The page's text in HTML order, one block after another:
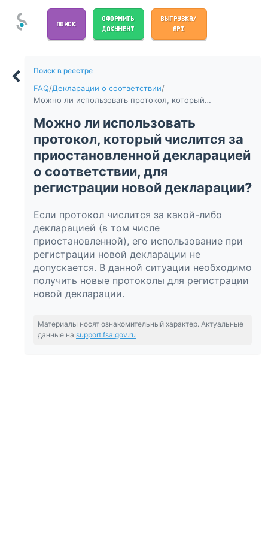
ПОИСК
ОФОРМИТЬ
ДОКУМЕНТ
ВЫГРУЗКА/
API
Поиск в реестре
FAQ/Декларации о соответствии/
Можно ли использовать протокол, который числится за приостановленной декларацией о соответствии, для регистрации новой декларации?
Можно ли использовать
протокол, который числится за
приостановленной декларацией
о соответствии, для
регистрации новой декларации?
Если протокол числится за какой-либо
декларацией (в том числе
приостановленной), его использование при
регистрации новой декларации не
допускается. В данной ситуации необходимо
получить новые протоколы для регистрации
новой декларации.
Материалы носят ознакомительный характер. Актуальные
данные на support.fsa.gov.ru